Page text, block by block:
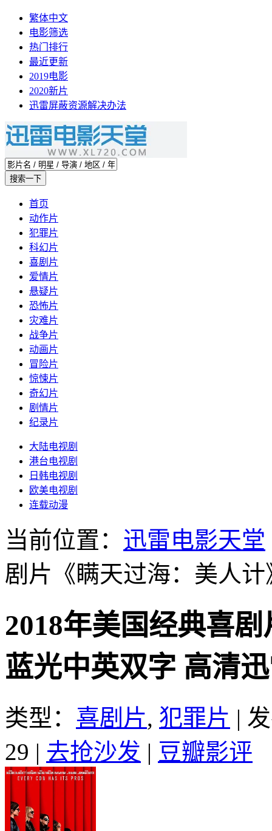
繁体中文
电影筛选
热门排行
最近更新
2019电影
2020新片
迅雷屏蔽资源解决办法
首页
动作片
犯罪片
科幻片
喜剧片
爱情片
悬疑片
恐怖片
灾难片
战争片
动画片
冒险片
惊悚片
奇幻片
剧情片
纪录片
大陆电视剧
港台电视剧
日韩电视剧
欧美电视剧
连载动漫
当前位置： 迅雷电影天堂
剧片《瞒天过海：美人
2018年美国经典喜
蓝光中英双字 高清
类型： 喜剧片, 犯罪片 |
29 | 去抢沙发 | 豆瓣影评